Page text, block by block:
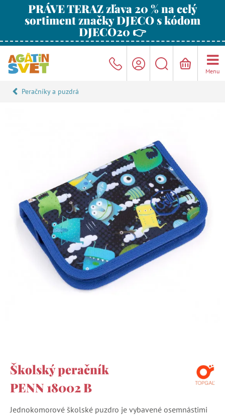
PRÁVE TERAZ zľava 20 % na celý
sortiment značky DJECO s kódom
DJECO20 👉
Menu
Peračníky a puzdrá
Školský peračník
PENN 18002 B
Jednokomorové školské puzdro je vybavené osemnástimi